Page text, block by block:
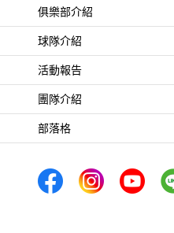
俱樂部介紹
球隊介紹
活動報告
團隊介紹
部落格